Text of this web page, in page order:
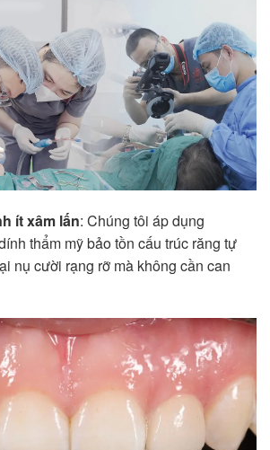
ít xâm lấn: Chúng tôi áp dụng
thẩm mỹ bảo tồn cấu trúc răng tự
nụ cười rạng rỡ mà không cần can